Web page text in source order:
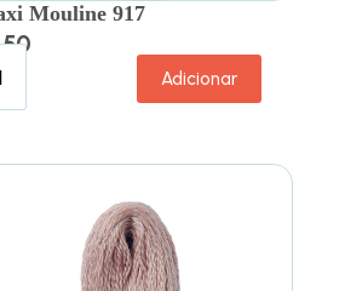
Mouline 917
Adicionar